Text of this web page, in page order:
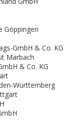
Göppingen
GmbH & Co. KG
Marbach
& Co. KG
Württemberg